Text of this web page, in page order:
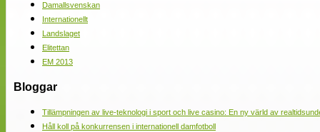
Damallsvenskan
Internationellt
Landslaget
Elitettan
EM 2013
Bloggar
Tillämpningen av live-teknologi i sport och live casino: En ny värld av
Håll koll på konkurrensen i internationell damfotboll